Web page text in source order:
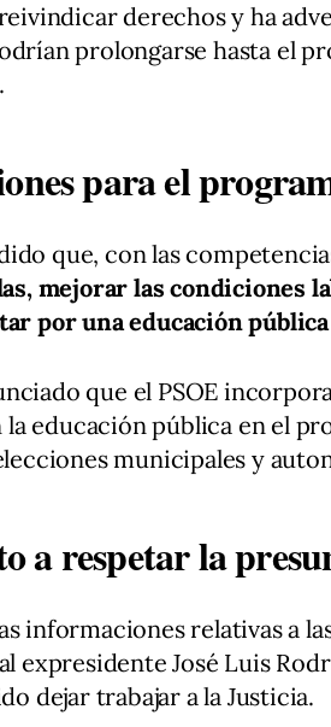
derechos y ha
prolongarse hasta el
para el
que, con las
mejorar las condiciones
por una educación
que el PSOE
educación pública en el
municipales y
a respetar la
informaciones relativas a
expresidente José Luis
dejar trabajar a la Justicia.